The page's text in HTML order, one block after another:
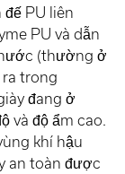
đế PU liên
PU và dẫn
(thường ở
trong
đang ở
và độ ẩm cao.
khí hậu
an toàn được